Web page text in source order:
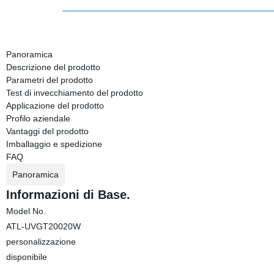
Panoramica
Descrizione del prodotto
Parametri del prodotto
Test di invecchiamento del prodotto
Applicazione del prodotto
Profilo aziendale
Vantaggi del prodotto
Imballaggio e spedizione
FAQ
Panoramica
Informazioni di Base.
Model No.
ATL-UVGT20020W
personalizzazione
disponibile